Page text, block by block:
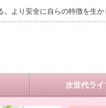
より安全に自らの特徴を生
次世代ラ